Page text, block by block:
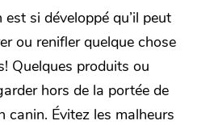
est si développé qu’il peut
ou renifler quelque chose
Quelques produits ou
hors de la portée de
canin. Évitez les malheurs